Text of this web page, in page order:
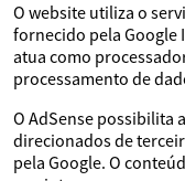
O website utiliza o
fornecido pela Google
atua como
processamento de
O AdSense possibilita
direcionados de
pela Google. O